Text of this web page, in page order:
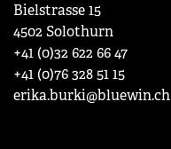
Bielstrasse 15
4502 Solothurn
+41 (0)32 622 66 47
+41 (0)76 328 51 15
erika.burki@bluewin.ch